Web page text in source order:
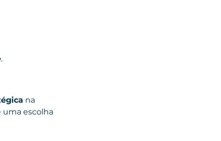
.
na
uma escolha